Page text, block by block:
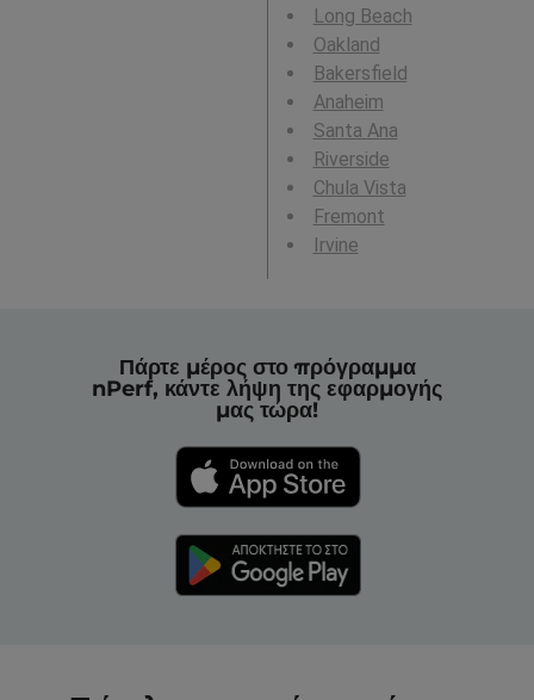
Long Beach
Oakland
Bakersfield
Anaheim
Santa Ana
Riverside
Chula Vista
Fremont
Irvine
Πάρτε μέρος στο πρόγραμμα
nPerf, κάντε λήψη της εφαρμογής
μας τώρα!